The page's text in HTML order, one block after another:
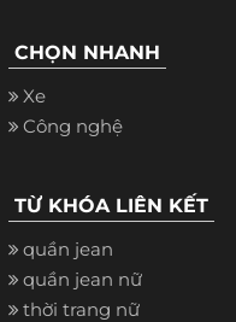
CHỌN NHANH
Xe
Công nghệ
TỪ KHÓA LIÊN KẾT
quần jean
quần jean nữ
thời trang nữ